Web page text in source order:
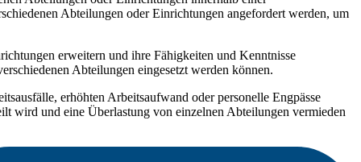
Abteilungen oder Einrichtungen angefordert werden, um
erweitern und ihre Fähigkeiten und Kenntnisse
Abteilungen eingesetzt werden können.
erhöhten Arbeitsaufwand oder personelle Engpässe
wird und eine Überlastung von einzelnen Abteilungen vermieden